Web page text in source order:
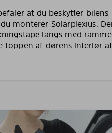
at du beskytter
monterer Solarplexius.
langs med
toppen af dørens interiør